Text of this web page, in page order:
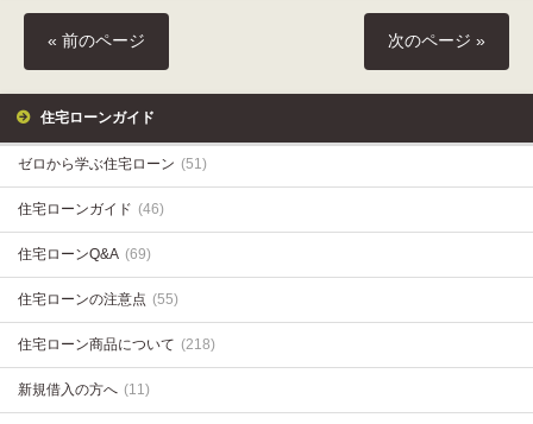
« 前のページ 次のページ »
住宅ローンガイド
ゼロから学ぶ住宅ローン (51)
住宅ローンガイド (46)
住宅ローンQ&A (69)
住宅ローンの注意点 (55)
住宅ローン商品について (218)
新規借入の方へ (11)